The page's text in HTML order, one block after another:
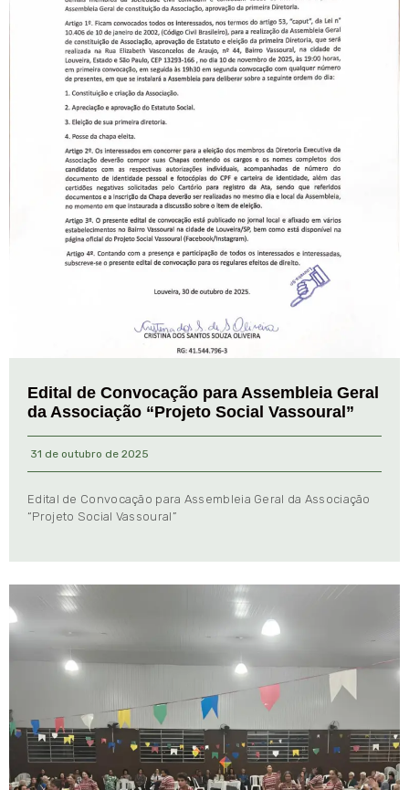
Edital de Convocação para Assembleia Geral
da Associação “Projeto Social Vassoural”
31 de outubro de 2025
Edital de Convocação para Assembleia Geral da Associação
“Projeto Social Vassoural”